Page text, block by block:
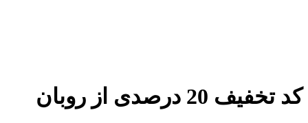
کد تخفیف 20 درصدی از روبان